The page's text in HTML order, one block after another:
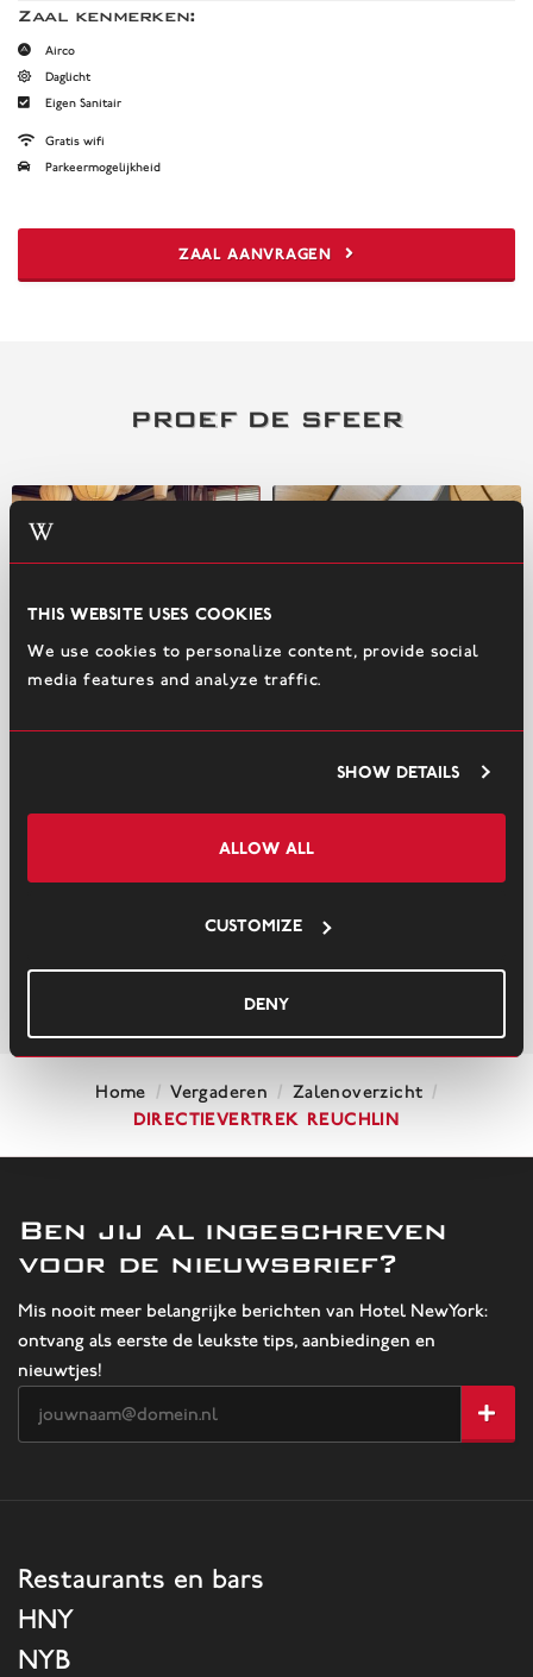
This website uses cookies
We use cookies to personalize content, provide social
media features and analyze traffic.
Show details
Allow all
Customize
Deny
Zaal kenmerken:
Airco
Daglicht
Eigen Sanitair
Gratis wifi
Parkeermogelijkheid
ZAAL AANVRAGEN
PROEF DE SFEER
Home / Vergaderen / Zalenoverzicht /
Directievertrek Reuchlin
Ben jij al ingeschreven
voor de nieuwsbrief?
Mis nooit meer belangrijke berichten van Hotel NewYork:
ontvang als eerste de leukste tips, aanbiedingen en
nieuwtjes!
Restaurants en bars
HNY
NYB